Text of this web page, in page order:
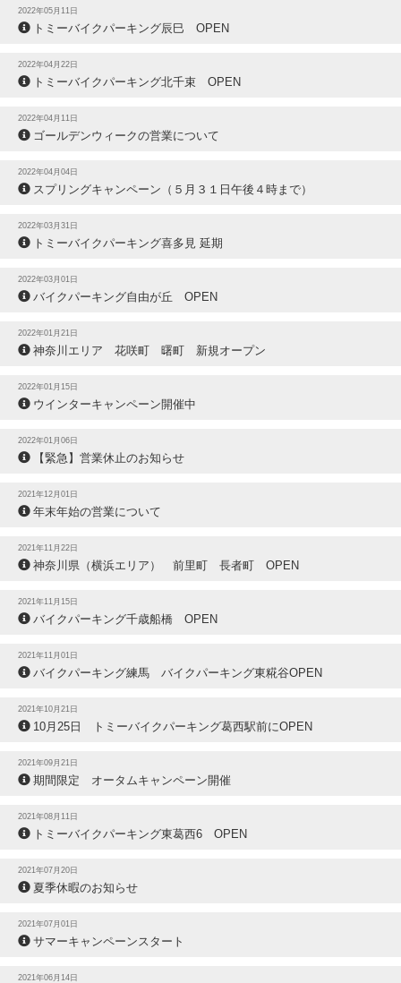
2022年05月11日
トミーバイクパーキング辰巳 OPEN
2022年04月22日
トミーバイクパーキング北千束 OPEN
2022年04月11日
ゴールデンウィークの営業について
2022年04月04日
スプリングキャンペーン（５月３１日午後４時まで）
2022年03月31日
トミーバイクパーキング喜多見 延期
2022年03月01日
バイクパーキング自由が丘 OPEN
2022年01月21日
神奈川エリア 花咲町 曙町 新規オープン
2022年01月15日
ウインターキャンペーン開催中
2022年01月06日
【緊急】営業休止のお知らせ
2021年12月01日
年末年始の営業について
2021年11月22日
神奈川県（横浜エリア） 前里町 長者町 OPEN
2021年11月15日
バイクパーキング千歳船橋 OPEN
2021年11月01日
バイクパーキング練馬 バイクパーキング東糀谷OPEN
2021年10月21日
10月25日 トミーバイクパーキング葛西駅前にOPEN
2021年09月21日
期間限定 オータムキャンペーン開催
2021年08月11日
トミーバイクパーキング東葛西6 OPEN
2021年07月20日
夏季休暇のお知らせ
2021年07月01日
サマーキャンペーンスタート
2021年06月14日